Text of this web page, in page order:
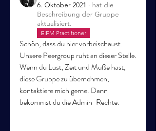
6. Oktober 2021 · hat die
Beschreibung der Gruppe
aktualisiert.
EIFM Practitioner
Schön, dass du hier vorbeischaust.
Unsere Peergroup ruht an dieser Stelle.
Wenn du Lust, Zeit und Muße hast,
diese Gruppe zu übernehmen,
kontaktiere mich gerne. Dann
bekommst du die Admin-Rechte.